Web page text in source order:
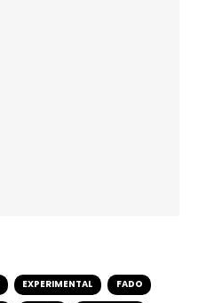
EXPERIMENTAL FADO